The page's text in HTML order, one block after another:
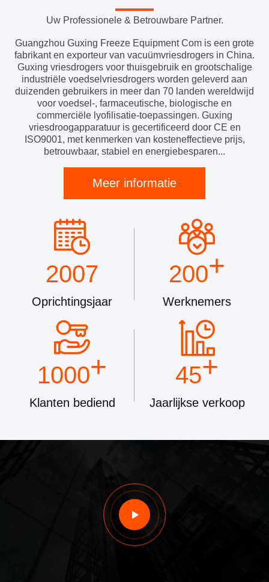
Uw Professionele & Betrouwbare Partner.
Guangzhou Guxing Freeze Equipment Com is een grote
fabrikant en exporteur van vacuümvriesdrogers in China.
Guxing vriesdrogers voor thuisgebruik en grootschalige
industriële voedselvriesdrogers worden geleverd aan
duizenden gebruikers in meer dan 70 landen wereldwijd
voor voedsel-, farmaceutische, biologische en
commerciële lyofilisatie-toepassingen. Guxing
vriesdroogapparatuur is gecertificeerd door CE en
ISO9001, met kenmerken van kosteneffectieve prijs,
betrouwbaar, stabiel en energiebesparen...
Meer informatie
2007
Oprichtingsjaar
200+
Werknemers
1000+
Klanten bediend
45+
Jaarlijkse verkoop